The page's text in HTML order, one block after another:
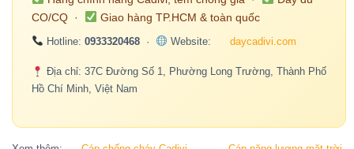
CO/CQ ·
Giao hàng TP.HCM & toàn quốc
Hotline: 0933320468· Website: daycadivi.com
Địa chỉ: 37C Đường Số 1, Phường Long Trường, Thành Phố
Hồ Chí Minh, Việt Nam